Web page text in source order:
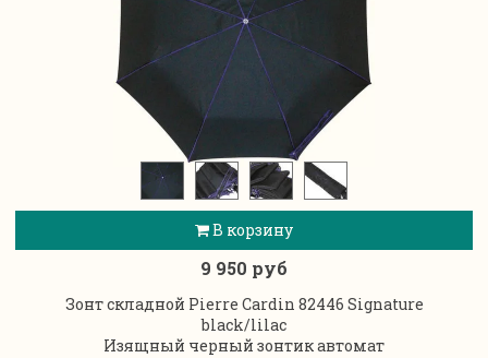
В корзину
9 950 руб
Зонт складной Pierre Cardin 82446 Signature
black/lilac
Изящный черный зонтик автомат